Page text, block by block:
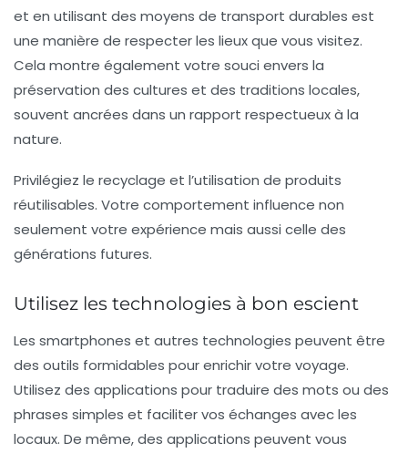
et en utilisant des moyens de transport durables est
une manière de respecter les lieux que vous visitez.
Cela montre également votre souci envers la
préservation des cultures et des traditions locales,
souvent ancrées dans un rapport respectueux à la
nature.
Privilégiez le recyclage et l’utilisation de produits
réutilisables. Votre comportement influence non
seulement votre expérience mais aussi celle des
générations futures.
Utilisez les technologies à bon escient
Les smartphones et autres technologies peuvent être
des outils formidables pour enrichir votre voyage.
Utilisez des applications pour traduire des mots ou des
phrases simples et faciliter vos échanges avec les
locaux. De même, des applications peuvent vous